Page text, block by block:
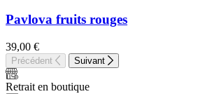
Pavlova fruits rouges
39,00 €
Précédent Suivant
Retrait en boutique